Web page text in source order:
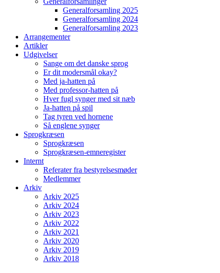
Generalforsamling 2025
Generalforsamling 2024
Generalforsamling 2023
Arrangementer
Artikler
Udgivelser
Sange om det danske sprog
Er dit modersmål okay?
Med ja-hatten på
Med professor-hatten på
Hver fugl synger med sit næb
Ja-hatten på spil
Tag tyren ved hornene
Så englene synger
Sprogkræsen
Sprogkræsen
Sprogkræsen-emneregister
Internt
Referater fra bestyrelsesmøder
Medlemmer
Arkiv
Arkiv 2025
Arkiv 2024
Arkiv 2023
Arkiv 2022
Arkiv 2021
Arkiv 2020
Arkiv 2019
Arkiv 2018